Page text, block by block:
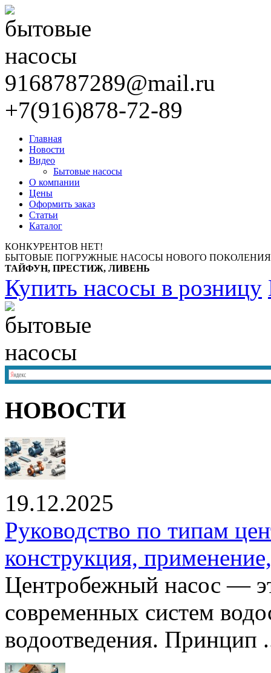
9168787289@mail.ru
+7(916)878-72-89
Главная
Новости
Видео
Бытовые насосы
О компании
Цены
Оформить заказ
Статьи
Каталог
КОНКУРЕНТОВ НЕТ!
БЫТОВЫЕ ПОГРУЖНЫЕ НАСОСЫ НОВОГО
ТАЙФУН, ПРЕСТИЖ, ЛИВЕНЬ
Купить насосы в розницу
НОВОСТИ
19.12.2025
Руководство по типам
конструкция,
Центробежный насос —
современных систем
водоотведения. Принцип